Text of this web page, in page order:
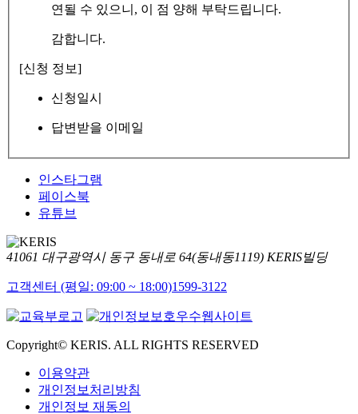
연될 수 있으니, 이 점 양해 부탁드립니다.
감합니다.
[신청 정보]
신청일시
답변받을 이메일
인스타그램
페이스북
유튜브
41061 대구광역시 동구 동내로 64(동내동1119) KERIS빌딩
고객센터 (평일: 09:00 ~ 18:00)1599-3122
Copyright© KERIS. ALL RIGHTS RESERVED
이용약관
개인정보처리방침
개인정보 재동의